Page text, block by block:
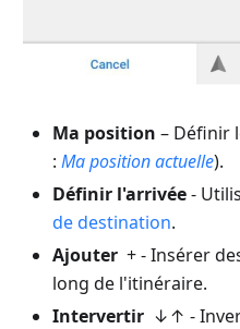
Ma position – Définir
: Ma position actuelle).
Définir l'arrivée-
de destination.
Ajouter + - Insérer
long de l'itinéraire.
Intervertir ↓↑ -